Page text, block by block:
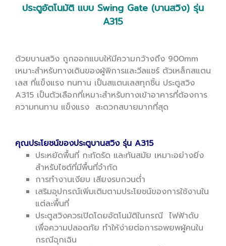
ประตูอัตโนมัติ แบบ Swing Gate (บานสวิง) รุ่น
A315
ด้วยบานสวิง ถูกออกแบบให้มีความกว้างถึง 900mm
เหมาะสำหรับทางเดินของผู้พิการและวีลแชร์ ตัวเหล็กสแตน
เลส ที่แข็งแรง ทนทาน เป็นสแตนเลสทุกชิ้น ประตูสวิง
A315 เป็นตัวเลือกที่เหมาะสำหรับทางเข้าอาคารที่ต้องการ
ความทนทาน แข็งแรง สะดวกสบายมากที่สุด
คุณประโยชน์ของประตูบานสวิง รุ่น A315
ประหยัดพื้นที่ กะทัดรัด และทันสมัย เหมาะอย่างยิ่ง
สำหรับไซต์ที่มีพื้นที่จำกัด
การทำงานเงียบ เสียงรบกวนต่ำ
เสริมอุปกรณ์เพิ่มเติมตามประโยชน์ของการใช้งานใน
แต่ละพื้นที่
ประตูสวิงควรเปิดโดยอัตโนมัติในกรณี ไฟฟ้าดับ
เพื่อความปลอดภัย ทำให้ง่ายต่อการอพยพผู้คนใน
กรณีฉุกเฉิน